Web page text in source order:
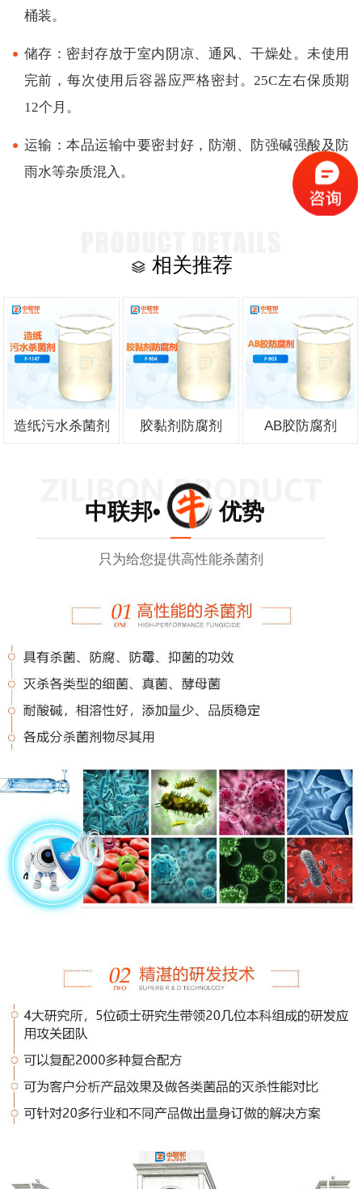
桶装。
储存：密封存放于室内阴凉、通风、干燥处。未使用
完前，每次使用后容器应严格密封。25C左右保质期
12个月。
运输：本品运输中要密封好，防潮、防强碱强酸及防
雨水等杂质混入。
相关推荐
造纸污水杀菌剂 胶黏剂防腐剂 AB胶防腐剂
中联邦• 优势
只为给您提供高性能杀菌剂